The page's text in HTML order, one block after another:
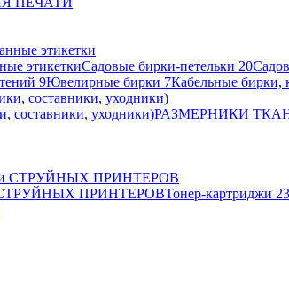
этикеткиСадовые бирки-петельки 20
9Ювелирные бирки 7Кабельные бирки,
составники, уходники)РАЗМЕРНИКИ
ПРИНТЕРОВТонер-картриджи